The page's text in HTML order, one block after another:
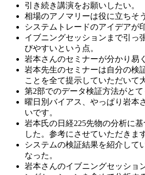
引き続き講演をお願いしたい。
相場のアノマリーは役に立ちそ
システムトレードのアイデアが
イブニングセッションまで引っ
びやすいという点。
岩本さんのセミナーが分かり易
岩本先生のセミナーは自分の検
ことを全て提示していただいて
第2部でのデータ検証方法がとて
曜日別バイアス、やっぱり岩本
いです。
岩本氏の日経225先物の分析に
した。参考にさせていただきま
システムの検証結果を紹介して
なった。
岩本さんのイブニングセッショ